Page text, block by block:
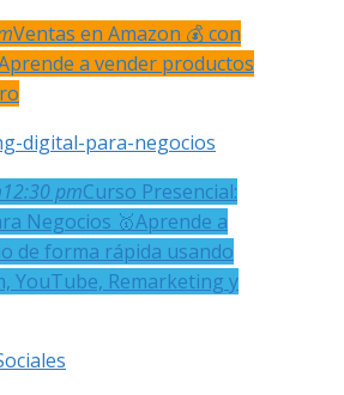
Ventas en Amazon 💰 con
a vender productos
12:30 pmCurso Presencial:
Negocios 🥇Aprende a
de forma rápida usando
YouTube, Remarketing y